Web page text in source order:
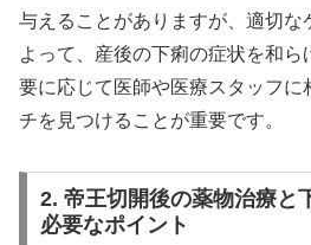
与えることがありますが、適切な
よって、産後の下痢の症状を和
要に応じて医師や医療スタッフに
チを見つけることが重要です。
2. 帝王切開後の薬物治療と
必要なポイント